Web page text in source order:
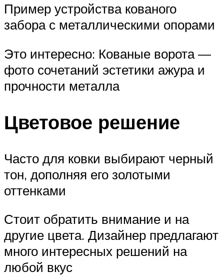
Пример устройства кованого
забора с металлическими опорами
Это интересно: Кованые ворота —
фото сочетаний эстетики ажура и
прочности металла
Цветовое решение
Часто для ковки выбирают черный
тон, дополняя его золотыми
оттенками
Стоит обратить внимание и на
другие цвета. Дизайнер предлагают
много интересных решений на
любой вкус